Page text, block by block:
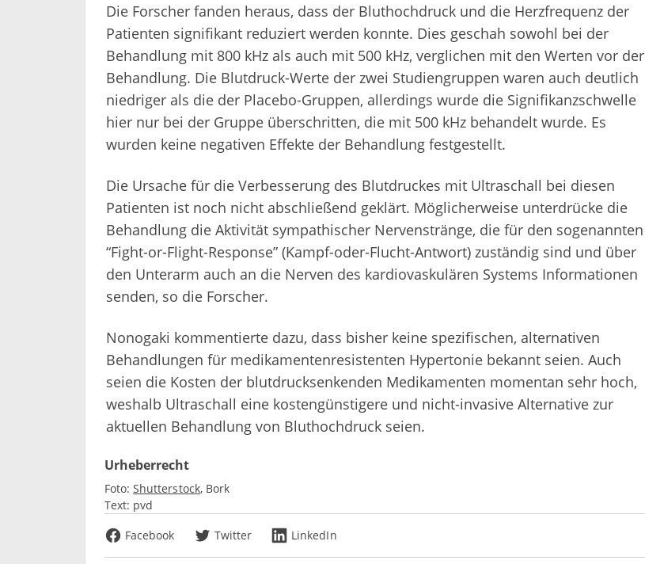
Die Forscher fanden heraus, dass der Bluthochdruck und die Herzfrequenz der
Patienten signifikant reduziert werden konnte. Dies geschah sowohl bei der
Behandlung mit 800 kHz als auch mit 500 kHz, verglichen mit den Werten vor der
Behandlung. Die Blutdruck-Werte der zwei Studiengruppen waren auch deutlich
niedriger als die der Placebo-Gruppen, allerdings wurde die Signifikanzschwelle
hier nur bei der Gruppe überschritten, die mit 500 kHz behandelt wurde. Es
wurden keine negativen Effekte der Behandlung festgestellt.
Die Ursache für die Verbesserung des Blutdruckes mit Ultraschall bei diesen
Patienten ist noch nicht abschließend geklärt. Möglicherweise unterdrücke die
Behandlung die Aktivität sympathischer Nervenstränge, die für den sogenannten
“Fight-or-Flight-Response” (Kampf-oder-Flucht-Antwort) zuständig sind und über
den Unterarm auch an die Nerven des kardiovaskulären Systems Informationen
senden, so die Forscher.
Nonogaki kommentierte dazu, dass bisher keine spezifischen, alternativen
Behandlungen für medikamentenresistenten Hypertonie bekannt seien. Auch
seien die Kosten der blutdrucksenkenden Medikamenten momentan sehr hoch,
weshalb Ultraschall eine kostengünstigere und nicht-invasive Alternative zur
aktuellen Behandlung von Bluthochdruck seien.
Urheberrecht
Foto: Shutterstock Bork
Text: pvd
Facebook
Twitter LinkedIn